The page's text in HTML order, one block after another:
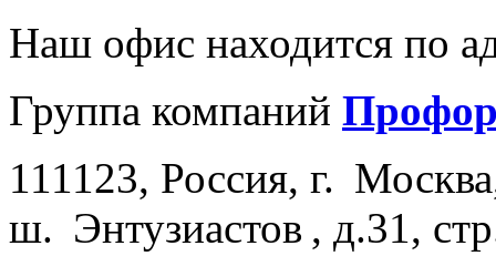
Наш офис находится по
Группа компаний
111123, Россия, г. Москва
ш. Энтузиастов , д.31,